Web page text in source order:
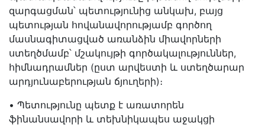
զարգացման՝ պետությունից անկախ, բայց
պետության հովանավորությամբ գործող
մասնագիտացված առանձին միավորների
ստեղծմամբ՝ մշակույթի գործակալություններ,
հիմնադրամներ (ըստ արվեստի և ստեղծարար
արդյունաբերության ճյուղերի)։
• Պետությունը պետք է առատորեն
ֆինանսավորի և տեխնիկապես աջակցի